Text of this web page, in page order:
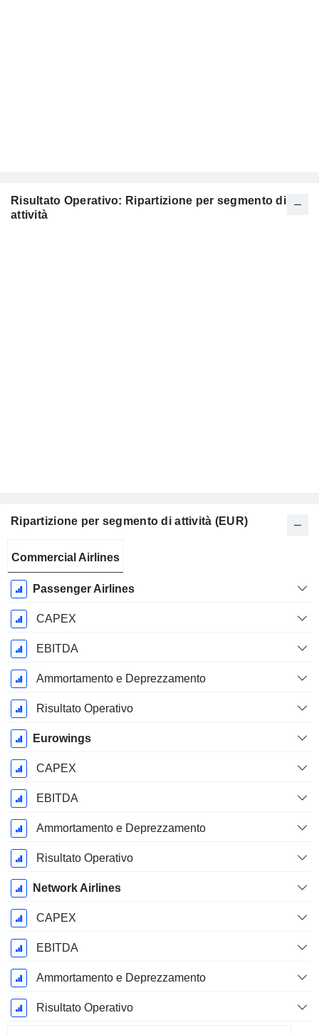
Risultato Operativo: Ripartizione per segmento di
attività
Ripartizione per segmento di attività (EUR)
Fiscale:
Dicembre
Commercial Airlines
Passenger Airlines
CAPEX
EBITDA
Ammortamento e Deprezzamento
Risultato Operativo
Eurowings
CAPEX
EBITDA
Ammortamento e Deprezzamento
Risultato Operativo
Network Airlines
CAPEX
EBITDA
Ammortamento e Deprezzamento
Risultato Operativo